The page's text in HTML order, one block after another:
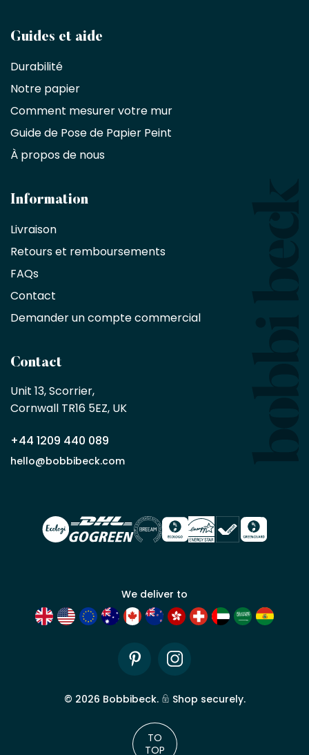
Devenez
partenaire
commercial
Décorateurs
d'intérieur,
designers
architectes
d'une
exclusive
de
%
sur
sans
minimum
en
partenaire
commercial
Demander
un compte
Guides et aide
Durabilité
Notre papier
Comment mesurer votre mur
Guide de Pose de Papier Peint
À propos de nous
Information
Livraison
Retours et remboursements
FAQs
Contact
Demander un compte commercial
Contact
Unit 13, Scorrier,
Cornwall TR16 5EZ, UK
+44 1209 440 089
hello@bobbibeck.com
We deliver to
PinterestInstagram
© 2026 Bobbibeck. Shop securely.
TO
TOP